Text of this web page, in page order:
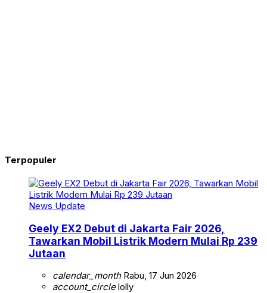
Terpopuler
News Update
Geely EX2 Debut di Jakarta Fair 2026,
Tawarkan Mobil Listrik Modern Mulai Rp 239
Jutaan
calendar_monthRabu, 17 Jun 2026
account_circlelolly